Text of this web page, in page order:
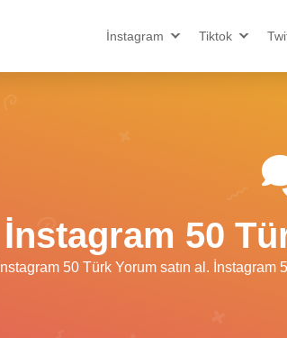
İnstagram Tiktok
İnstagram 50
İnstagram 50 Türk Yorum satın al.